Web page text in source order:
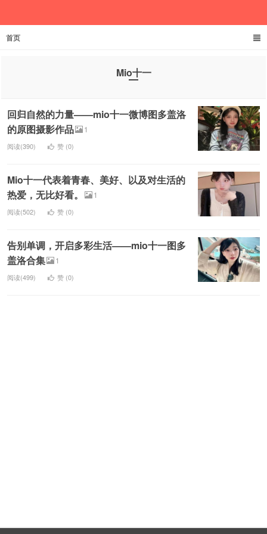
首页
Mio十一
回归自然的力量——mio十一微博图多盖洛
的原图摄影作品
1
阅读(390) 赞 (0)
Mio十一代表着青春、美好、以及对生活的
热爱，无比好看。
1
阅读(502) 赞 (0)
告别单调，开启多彩生活——mio十一图多
盖洛合集
1
阅读(499) 赞 (0)